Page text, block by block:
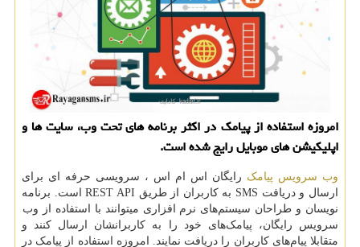
امروزه استفاده از پیامك در اكثر برنامه های تحت وب، سایت ها و
اپلیكیشن های موبایل رایج شده است.
وب سرویس پیامک رایگان اس ام اس ، سرویسی حرفه ای برای
ارسال و دریافت SMS به کاربران از طریق REST API است. برنامه
نویسان و طراحان سیستم‌های نرم افزاری میتوانند با استفاده از وب
سرویس رایگان، پیامک‌های خود را به کاربرانشان ارسال کنند و
متقابلا پیام‌های کاربران را دریافت نمایند. امروزه استفاده از پیامک در